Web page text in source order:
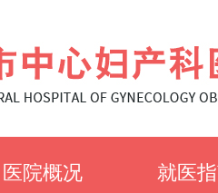
医院概况 就医